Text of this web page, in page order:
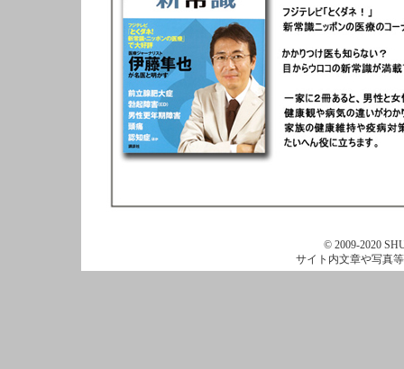
© 2009-2020
サイト内文章や写真